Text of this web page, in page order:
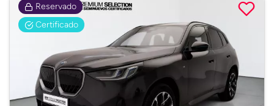
Reservado
Certificado